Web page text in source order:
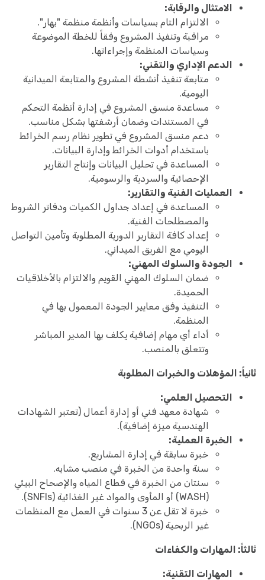
الامتثال والرقابة:
الالتزام التام بسياسات وأنظمة منظمة "بهار".
مراقبة وتنفيذ المشروع وفقاً للخطة الموضوعة
وسياسات المنظمة وإجراءاتها.
الدعم الإداري والتقني:
متابعة تنفيذ أنشطة المشروع والمتابعة الميدانية
اليومية.
مساعدة منسق المشروع في إدارة أنظمة التحكم
في المستندات وضمان أرشفتها بشكل مناسب.
دعم منسق المشروع في تطوير نظام رسم الخرائط
باستخدام أدوات الخرائط وإدارة البيانات.
المساعدة في تحليل البيانات وإنتاج التقارير
الإحصائية والسردية والرسومية.
العمليات الفنية والتقارير:
المساعدة في إعداد جداول الكميات ودفاتر الشروط
والمصطلحات الفنية.
إعداد كافة التقارير الدورية المطلوبة وتأمين التواصل
اليومي مع الفريق الميداني.
الجودة والسلوك المهني:
ضمان السلوك المهني القويم والالتزام بالأخلاقيات
الحميدة.
التنفيذ وفق معايير الجودة المعمول بها في
المنظمة.
أداء أي مهام إضافية يكلف بها المدير المباشر
وتتعلق بالمنصب.
ثانياً: المؤهلات والخبرات المطلوبة
التحصيل العلمي:
شهادة معهد فني أو إدارة أعمال (تعتبر الشهادات
الهندسية ميزة إضافية).
الخبرة العملية:
خبرة سابقة في إدارة المشاريع.
سنة واحدة من الخبرة في منصب مشابه.
سنتان من الخبرة في قطاع المياه والإصحاح البيئي
(WASH) أو المأوى والمواد غير الغذائية (SNFIs).
خبرة لا تقل عن 3 سنوات في العمل مع المنظمات
غير الربحية (NGOs).
ثالثاً: المهارات والكفاءات
المهارات التقنية: